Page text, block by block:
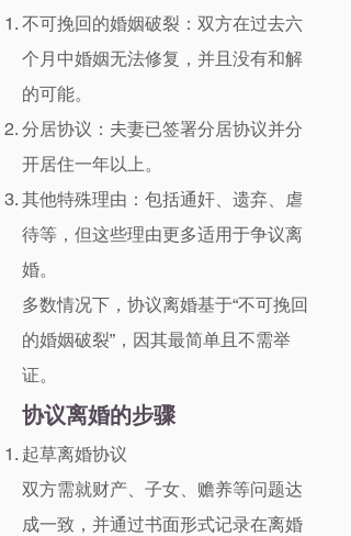
不可挽回的婚姻破裂：双方在过去六
个月中婚姻无法修复，并且没有和解
的可能。
分居协议：夫妻已签署分居协议并分
开居住一年以上。
其他特殊理由：包括通奸、遗弃、虐
待等，但这些理由更多适用于争议离
婚。
多数情况下，协议离婚基于“不可挽回
的婚姻破裂”，因其最简单且不需举
证。
协议离婚的步骤
起草离婚协议
双方需就财产、子女、赡养等问题达
成一致，并通过书面形式记录在离婚